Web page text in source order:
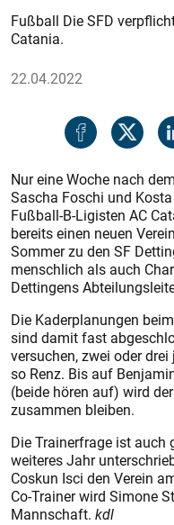
Fußball Die SFD
Catania.
22.04.2022
Nur eine Woche nach
Sascha Foschi und
Fußball-B-Ligisten AC
bereits einen neuen
Sommer zu den SF
menschlich als auch
Dettingens
Die Kaderplanungen
sind damit fast
versuchen, zwei oder
so Renz. Bis auf
(beide hören auf) wird
zusammen bleiben.
Die Trainerfrage ist auch
weiteres Jahr
Coskun Isci den Verein
Co-Trainer wird Simone
Mannschaft. kdl